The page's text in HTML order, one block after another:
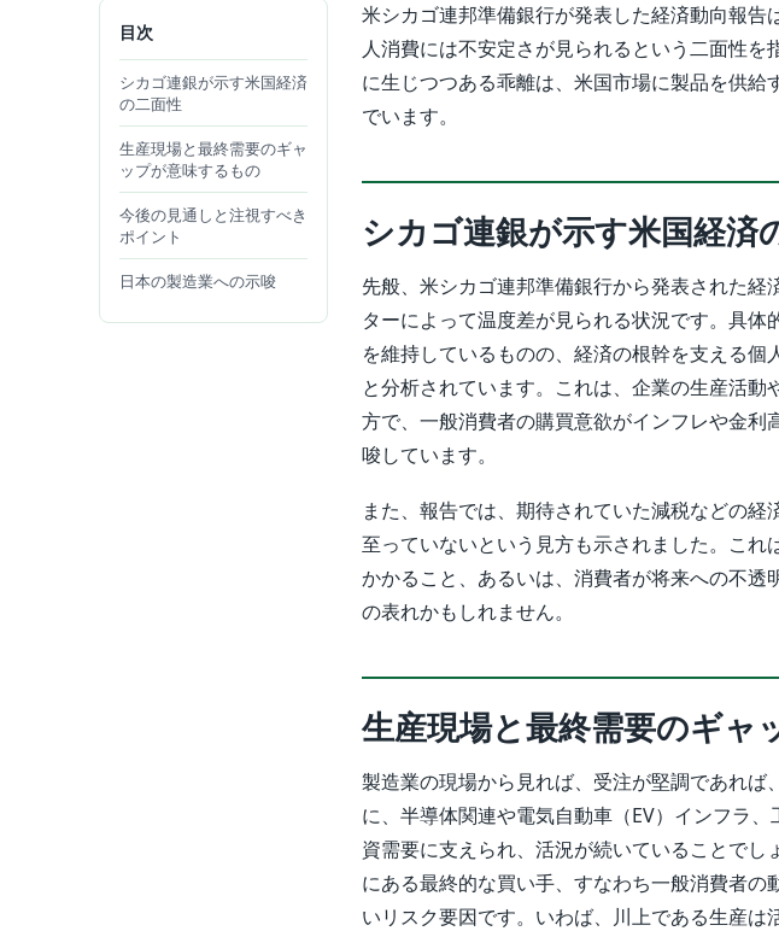
目次
シカゴ連銀が示す米国経済
の二面性
生産現場と最終需要のギャ
ップが意味するもの
今後の見通しと注視すべき
ポイント
日本の製造業への示唆
米シカゴ連邦準備銀行が発表した経済動向報
人消費には不安定さが見られるという二面性
に生じつつある乖離は、米国市場に製品を供
でいます。
シカゴ連銀が示す米国経済
先般、米シカゴ連邦準備銀行から発表された
ターによって温度差が見られる状況です。具
を維持しているものの、経済の根幹を支える
と分析されています。これは、企業の生産活
方で、一般消費者の購買意欲がインフレや金
唆しています。
また、報告では、期待されていた減税などの
至っていないという見方も示されました。こ
かかること、あるいは、消費者が将来への不
の表れかもしれません。
生産現場と最終需要のギャ
製造業の現場から見れば、受注が堅調であれ
に、半導体関連や電気自動車（EV）インフラ
資需要に支えられ、活況が続いていることで
にある最終的な買い手、すなわち一般消費者
いリスク要因です。いわば、川上である生産